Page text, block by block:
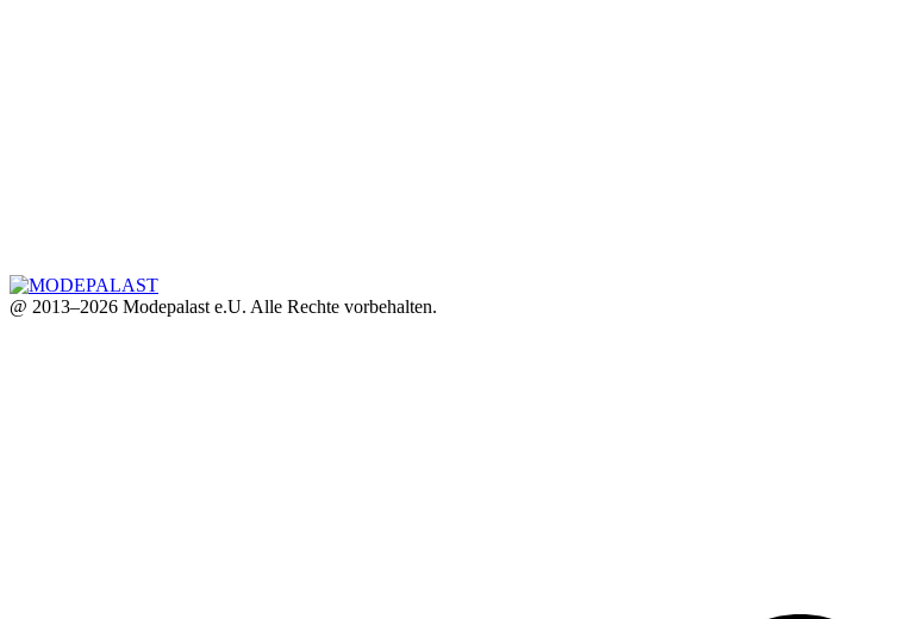
@ 2013–2026 Modepalast e.U. Alle Rechte vorbehalten.